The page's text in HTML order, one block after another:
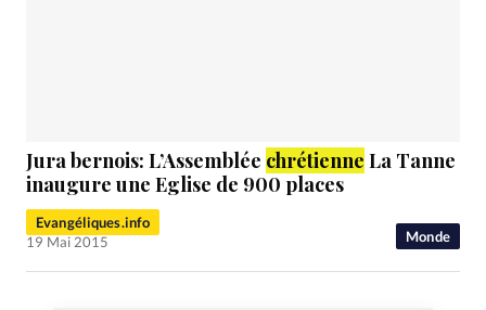
Monde
Jura bernois: L’Assemblée chrétienne La Tanne
inaugure une Eglise de 900 places
Evangéliques.info
19 Mai 2015